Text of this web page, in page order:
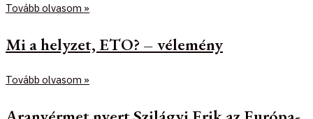
Tovább olvasom »
Mi a helyzet, ETO? – vélemény
Tovább olvasom »